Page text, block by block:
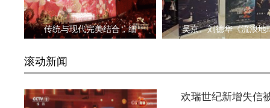
传统与现代完美结合，细 吴京、刘德华《流浪地
滚动新闻
欢瑞世纪新增失信